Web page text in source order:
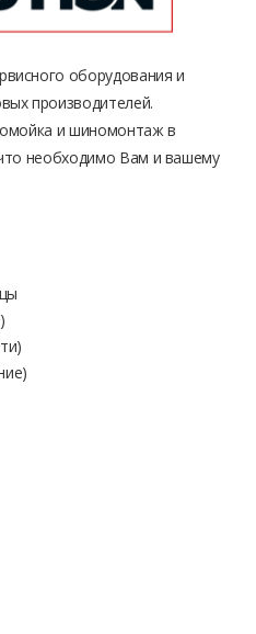
оборудования и
производителей.
и шиномонтаж в
необходимо Вам и вашему